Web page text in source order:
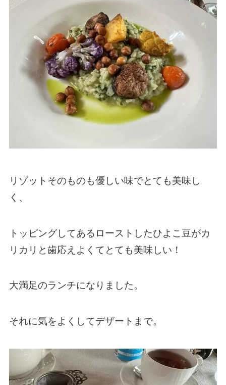
リゾットそのものも優しい味でとても美味し
く、
トッピングしてあるローストしたひよこ豆がカ
リカリと歯応えよくてとても美味しい！
大満足のランチになりました。
それに気をよくしてデザートまで。